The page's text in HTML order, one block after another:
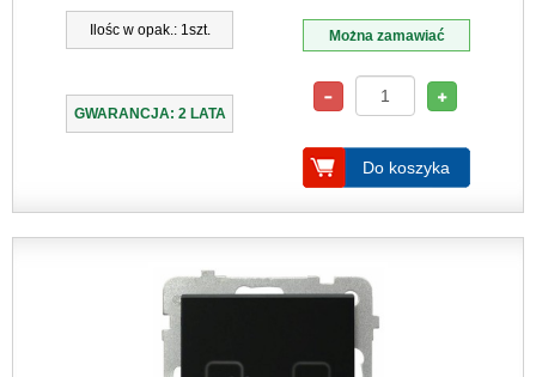
Ilośc w opak.: 1szt.
GWARANCJA: 2 LATA
Można zamawiać
Do koszyka